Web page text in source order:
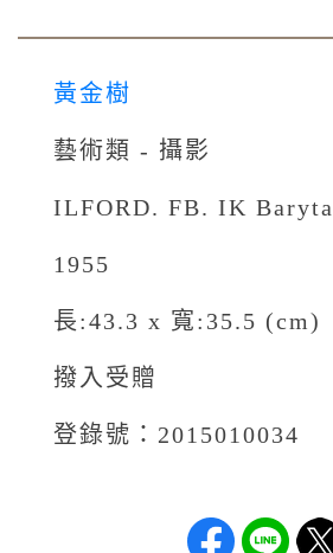
黃金樹
藝術類 - 攝影
ILFORD. FB. IK
1955
長:43.3 x 寬:35.5 (cm)
撥入受贈
登錄號：2015010034